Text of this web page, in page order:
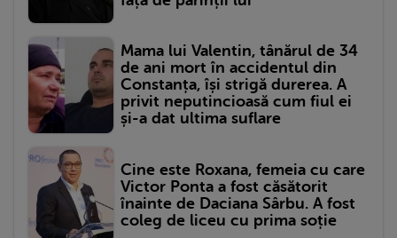
Mama lui Valentin, tânărul de 34
de ani mort în accidentul din
Constanța, își strigă durerea. A
privit neputincioasă cum fiul ei
și-a dat ultima suflare
Cine este Roxana, femeia cu care
Victor Ponta a fost căsătorit
înainte de Daciana Sârbu. A fost
coleg de liceu cu prima soție